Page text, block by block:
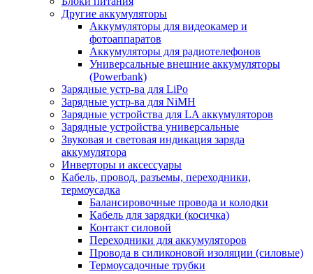
Другие аккумуляторы
Аккумуляторы для видеокамер и
фотоаппаратов
Аккумуляторы для радиотелефонов
Универсальные внешние аккумуляторы
(Powerbank)
Зарядные устр-ва для LiPo
Зарядные устр-ва для NiMH
Зарядные устройства для LA аккумуляторов
Зарядные устройства универсальные
Звуковая и световая индикация заряда
аккумулятора
Инверторы и аксессуары
Кабель, провод, разъемы, переходники,
термоусадка
Балансировочные провода и колодки
Кабель для зарядки (косичка)
Контакт силовой
Переходники для аккумуляторов
Провода в силиконовой изоляции (силовые)
Термоусадочные трубки